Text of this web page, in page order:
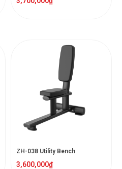
ZH-038 Utility Bench
3,600,000₫